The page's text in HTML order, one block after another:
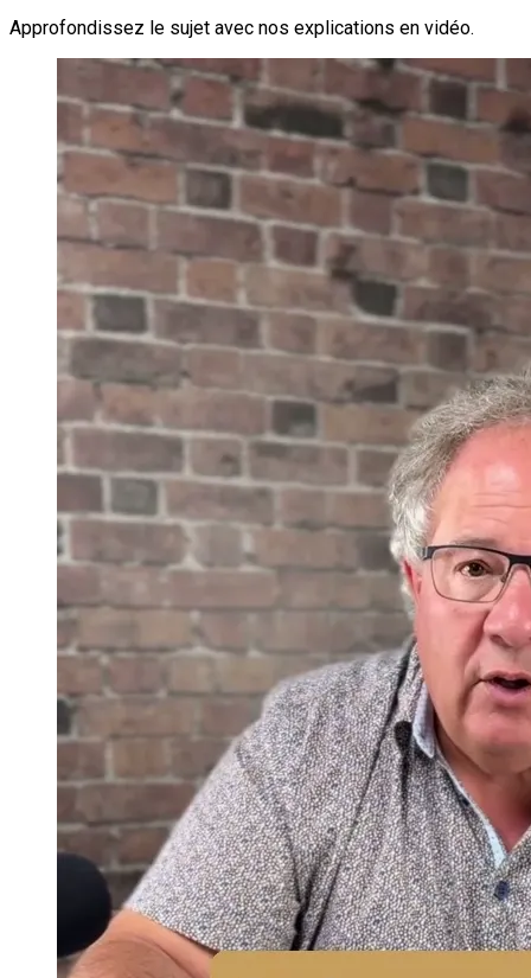
Approfondissez le sujet avec nos explications en vidéo.